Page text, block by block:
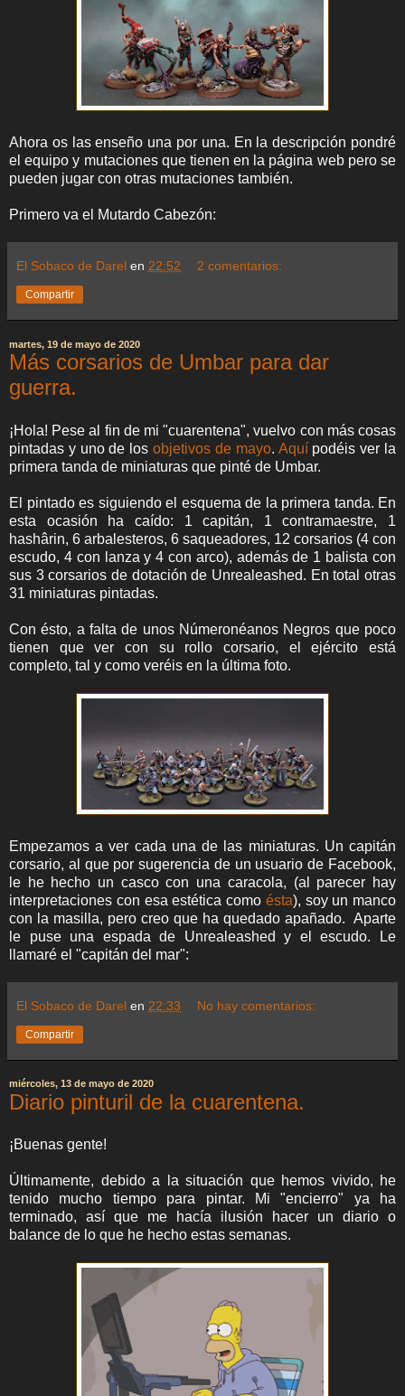
Ahora os las enseño una por una. En la descripción pondré
el equipo y mutaciones que tienen en la página web pero se
pueden jugar con otras mutaciones también.
Primero va el Mutardo Cabezón:
El Sobaco de Darel en 22:52 2 comentarios:
Compartir
martes, 19 de mayo de 2020
Más corsarios de Umbar para dar
guerra.
¡Hola! Pese al fin de mi "cuarentena", vuelvo con más cosas
pintadas y uno de losobjetivos de mayo. Aquípodéis ver la
primera tanda de miniaturas que pinté de Umbar.
El pintado es siguiendo el esquema de la primera tanda. En
esta ocasión ha caído: 1 capitán, 1 contramaestre, 1
hashârin, 6 arbalesteros, 6 saqueadores, 12 corsarios (4 con
escudo, 4 con lanza y 4 con arco), además de 1 balista con
sus 3 corsarios de dotación de Unrealeashed. En total otras
31 miniaturas pintadas.
Con ésto, a falta de unos Númeronéanos Negros que poco
tienen que ver con su rollo corsario, el ejército está
completo, tal y como veréis en la última foto.
Empezamos a ver cada una de las miniaturas. Un capitán
corsario, al que por sugerencia de un usuario de Facebook,
le he hecho un casco con una caracola, (al parecer hay
interpretaciones con esa estética como ésta), soy un manco
con la masilla, pero creo que ha quedado apañado. Aparte
le puse una espada de Unrealeashed y el escudo. Le
llamaré el "capitán del mar":
El Sobaco de Darel en 22:33 No hay comentarios:
Compartir
miércoles, 13 de mayo de 2020
Diario pinturil de la cuarentena.
¡Buenas gente!
Últimamente, debido a la situación que hemos vivido, he
tenido mucho tiempo para pintar. Mi "encierro" ya ha
terminado, así que me hacía ilusión hacer un diario o
balance de lo que he hecho estas semanas.